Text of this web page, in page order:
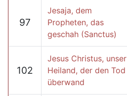
97
Jesaja, dem
Propheten, das
geschah (Sanctus)
102
Jesus Christus, unser
Heiland, der den Tod
überwand